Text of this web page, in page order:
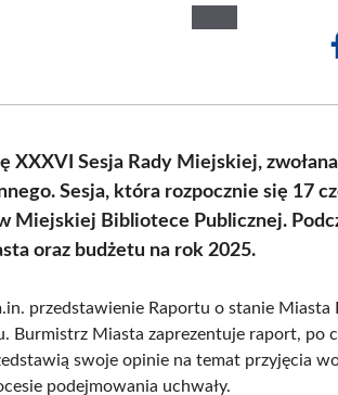
XXXVI Sesja Rady Miejskiej,
Sesja, która rozpocznie się 17
Miejskiej Bibliotece Publicznej.
oraz budżetu na rok 2025.
przedstawienie Raportu o stanie Miasta
Burmistrz Miasta zaprezentuje raport, po
swoje opinie na temat przyjęcia
podejmowania uchwały.